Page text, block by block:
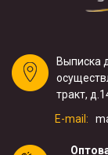
Выписка
тракт,
E-mail: